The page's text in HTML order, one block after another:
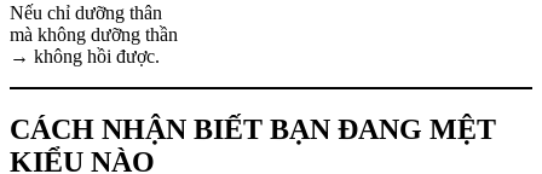
Nếu chỉ dưỡng thân
mà không dưỡng thần
→ không hồi được.
CÁCH NHẬN BIẾT BẠN ĐANG MỆT
KIỂU NÀO